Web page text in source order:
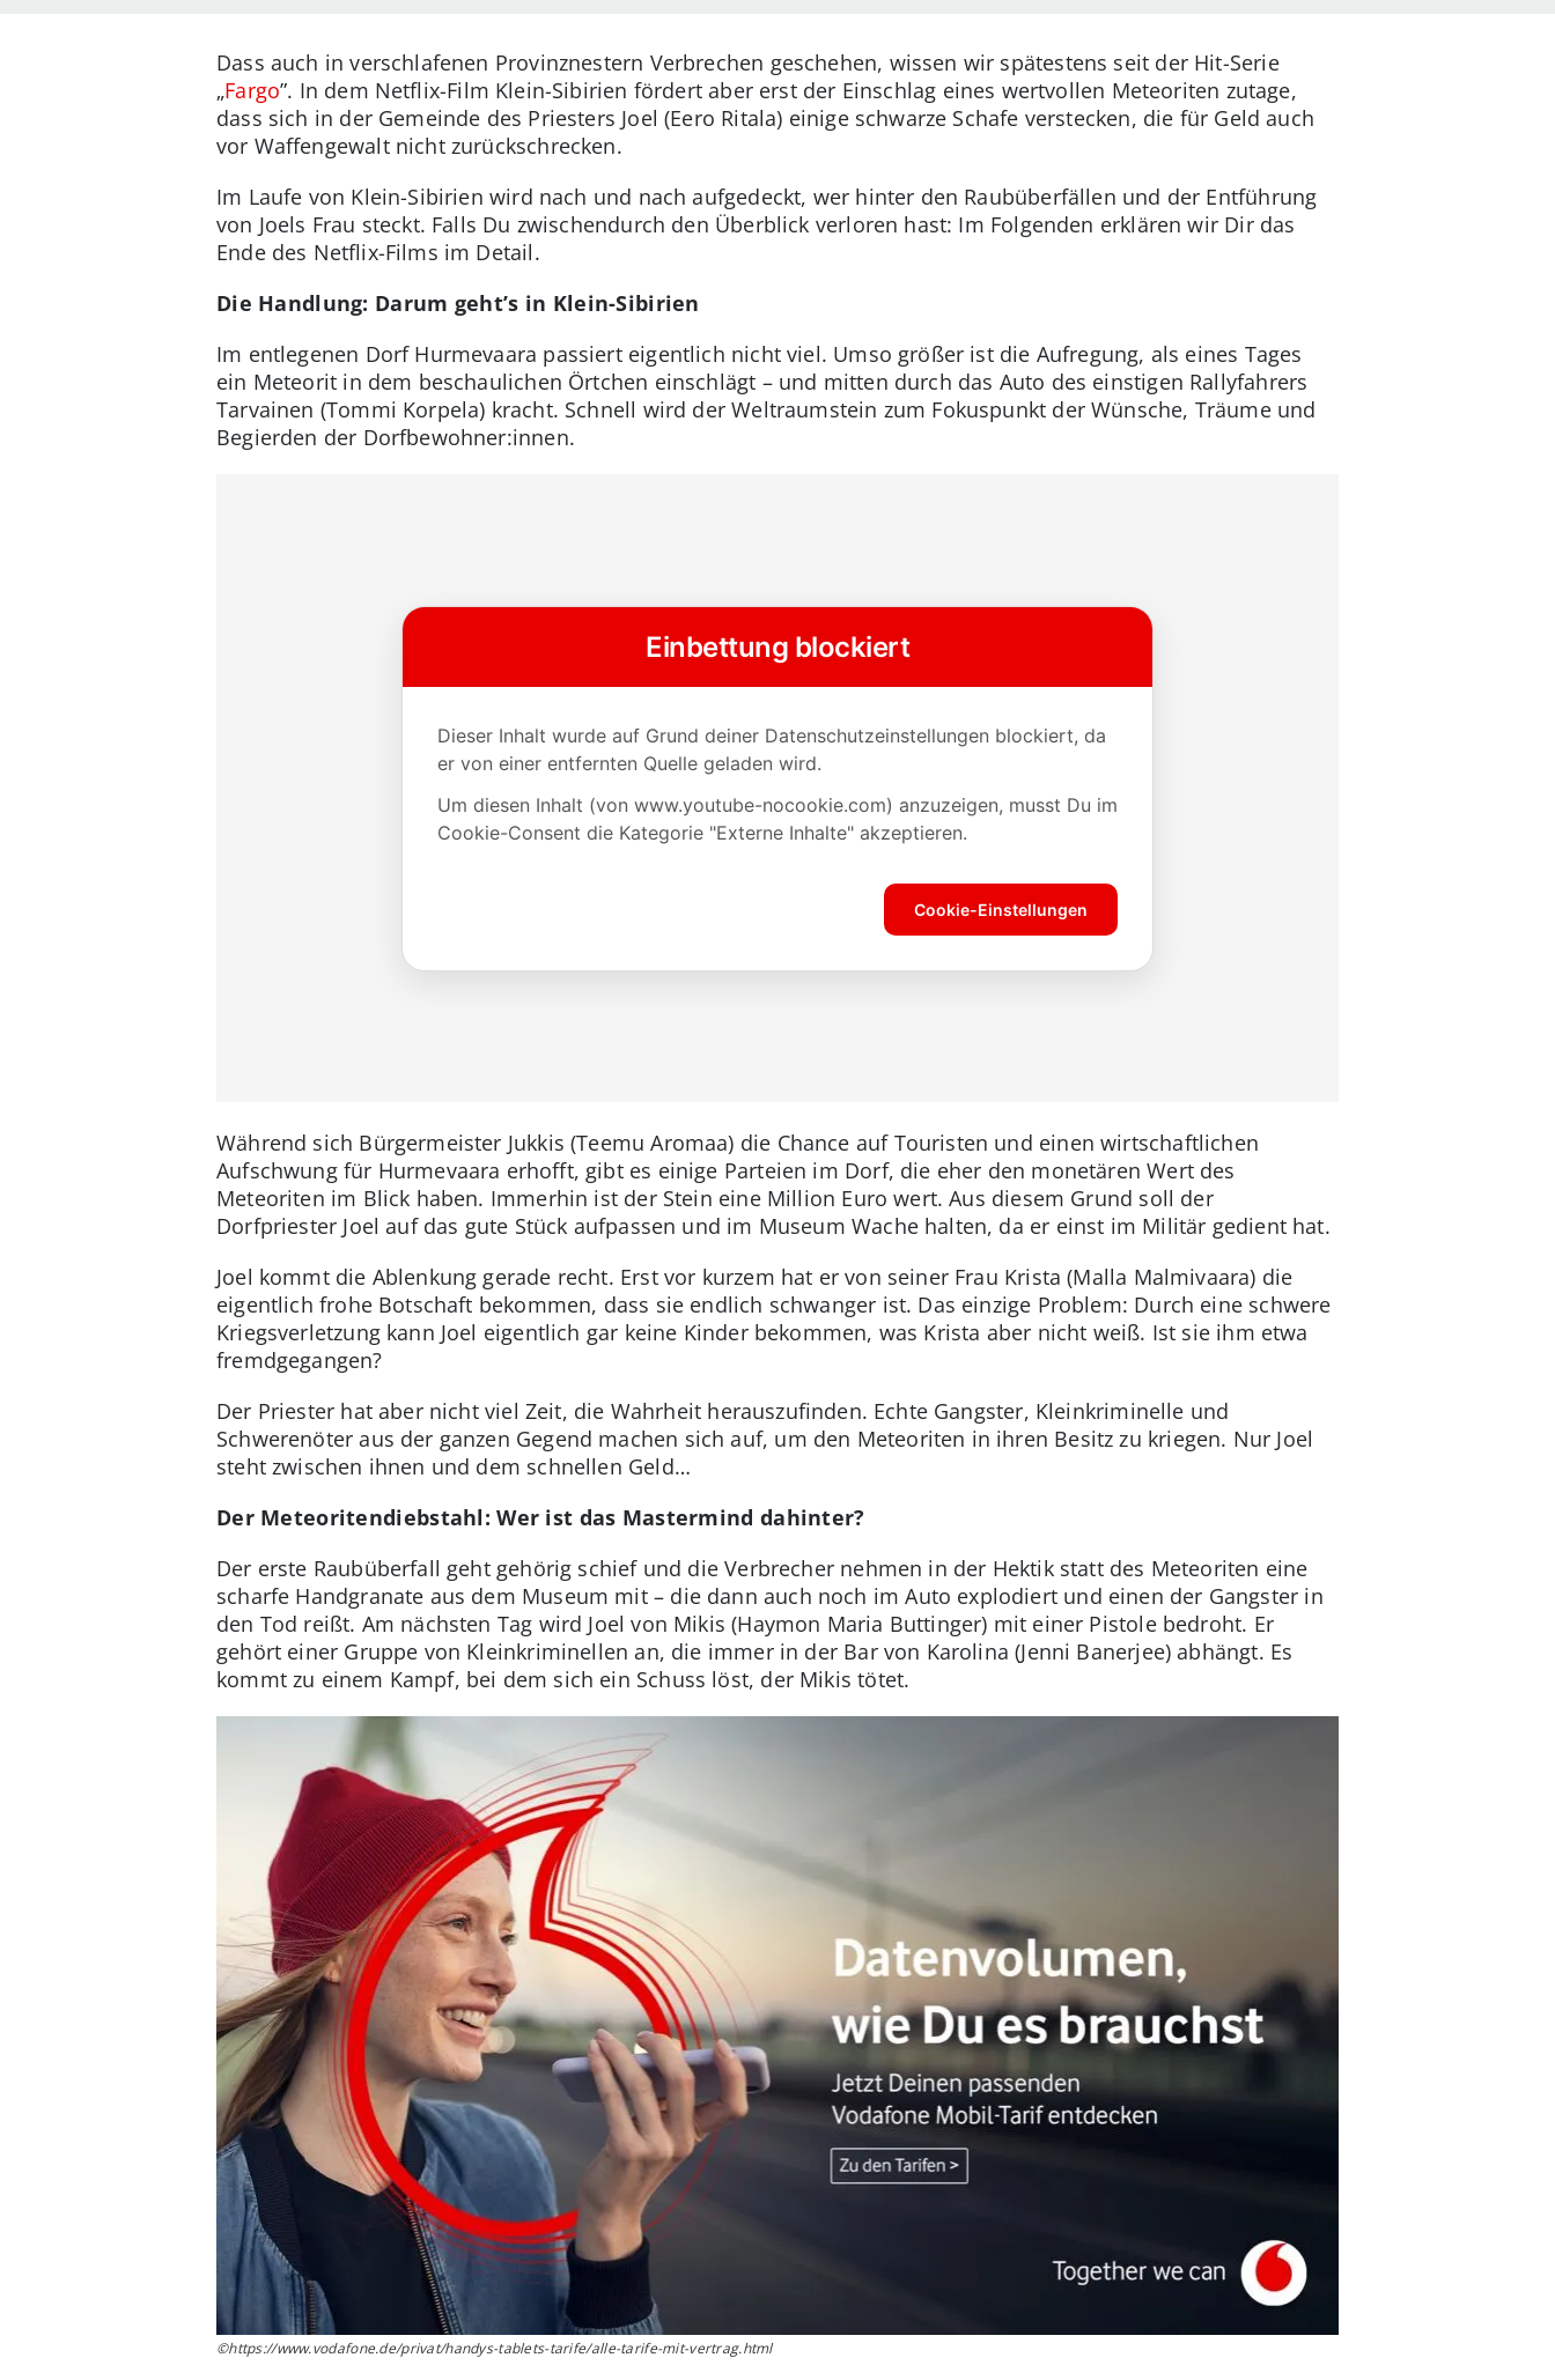
Dass auch in verschlafenen Provinznestern Verbrechen geschehen, wissen wir spätestens seit der Hit-Serie
„Fargo”. In dem Netflix-Film Klein-Sibirien fördert aber erst der Einschlag eines wertvollen Meteoriten zutage,
dass sich in der Gemeinde des Priesters Joel (Eero Ritala) einige schwarze Schafe verstecken, die für Geld auch
vor Waffengewalt nicht zurückschrecken.
Im Laufe von Klein-Sibirien wird nach und nach aufgedeckt, wer hinter den Raubüberfällen und der Entführung
von Joels Frau steckt. Falls Du zwischendurch den Überblick verloren hast: Im Folgenden erklären wir Dir das
Ende des Netflix-Films im Detail.
Die Handlung: Darum geht’s in Klein-Sibirien
Im entlegenen Dorf Hurmevaara passiert eigentlich nicht viel. Umso größer ist die Aufregung, als eines Tages
ein Meteorit in dem beschaulichen Örtchen einschlägt – und mitten durch das Auto des einstigen Rallyfahrers
Tarvainen (Tommi Korpela) kracht. Schnell wird der Weltraumstein zum Fokuspunkt der Wünsche, Träume und
Begierden der Dorfbewohner:innen.
Während sich Bürgermeister Jukkis (Teemu Aromaa) die Chance auf Touristen und einen wirtschaftlichen
Aufschwung für Hurmevaara erhofft, gibt es einige Parteien im Dorf, die eher den monetären Wert des
Meteoriten im Blick haben. Immerhin ist der Stein eine Million Euro wert. Aus diesem Grund soll der
Dorfpriester Joel auf das gute Stück aufpassen und im Museum Wache halten, da er einst im Militär gedient hat.
Joel kommt die Ablenkung gerade recht. Erst vor kurzem hat er von seiner Frau Krista (Malla Malmivaara) die
eigentlich frohe Botschaft bekommen, dass sie endlich schwanger ist. Das einzige Problem: Durch eine schwere
Kriegsverletzung kann Joel eigentlich gar keine Kinder bekommen, was Krista aber nicht weiß. Ist sie ihm etwa
fremdgegangen?
Der Priester hat aber nicht viel Zeit, die Wahrheit herauszufinden. Echte Gangster, Kleinkriminelle und
Schwerenöter aus der ganzen Gegend machen sich auf, um den Meteoriten in ihren Besitz zu kriegen. Nur Joel
steht zwischen ihnen und dem schnellen Geld…
Der Meteoritendiebstahl: Wer ist das Mastermind dahinter?
Der erste Raubüberfall geht gehörig schief und die Verbrecher nehmen in der Hektik statt des Meteoriten eine
scharfe Handgranate aus dem Museum mit – die dann auch noch im Auto explodiert und einen der Gangster in
den Tod reißt. Am nächsten Tag wird Joel von Mikis (Haymon Maria Buttinger) mit einer Pistole bedroht. Er
gehört einer Gruppe von Kleinkriminellen an, die immer in der Bar von Karolina (Jenni Banerjee) abhängt. Es
kommt zu einem Kampf, bei dem sich ein Schuss löst, der Mikis tötet.
©https://www.vodafone.de/privat/handys-tablets-tarife/alle-tarife-mit-vertrag.html